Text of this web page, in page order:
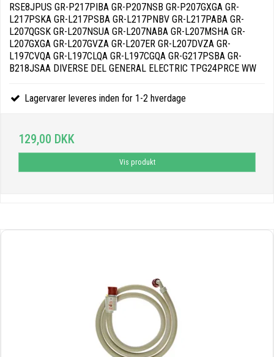
RSE8JPUS GR-P217PIBA GR-P207NSB GR-P207GXGA GR-
L217PSKA GR-L217PSBA GR-L217PNBV GR-L217PABA GR-
L207QGSK GR-L207NSUA GR-L207NABA GR-L207MSHA GR-
L207GXGA GR-L207GVZA GR-L207ER GR-L207DVZA GR-
L197CVQA GR-L197CLQA GR-L197CGQA GR-G217PSBA GR-
B218JSAA DIVERSE DEL GENERAL ELECTRIC TPG24PRCE WW
Lagervarer leveres inden for 1-2 hverdage
129,00 DKK
Vis produkt